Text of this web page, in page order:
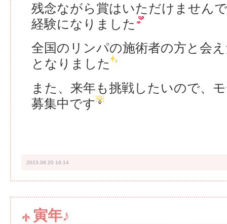
残念ながら賞はいただけません
経験になりました
全国のリンパの施術者の方と会
となりました
また、来年も挑戦したいので、
募集中です
2023.08.20 16:14
寅年♪